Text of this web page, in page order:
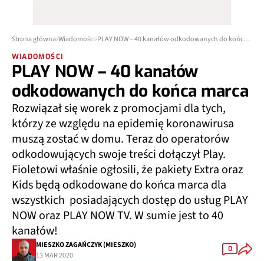
Strona główna Wiadomości PLAY NOW – 40 kanałów odkodowanych do końca marca
WIADOMOŚCI
PLAY NOW – 40 kanałów
odkodowanych do końca marca
Rozwiązał się worek z promocjami dla tych,
którzy ze względu na epidemię koronawirusa
muszą zostać w domu. Teraz do operatorów
odkodowujących swoje treści dołączył Play.
Fioletowi właśnie ogłosili, że pakiety Extra oraz
Kids będą odkodowane do końca marca dla
wszystkich posiadających dostęp do usług PLAY
NOW oraz PLAY NOW TV. W sumie jest to 40
kanałów!
MIESZKO ZAGAŃCZYK (MIESZKO)
13 MAR 2020
0